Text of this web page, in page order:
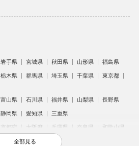
岩手県 宮城県 秋田県 山形県 福島県
栃木県 群馬県 埼玉県 千葉県
東京都
富山県 石川県 福井県 山梨県 長野県
静岡県 愛知県 三重県
京都府 大阪府 兵庫県 奈良県 和歌山県
島根県 岡山県 広島県
全部見る